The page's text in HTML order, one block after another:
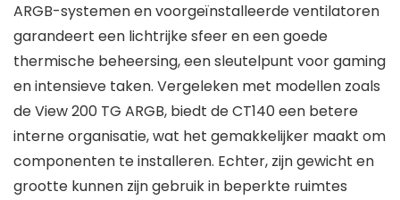
ARGB-systemen en voorgeïnstalleerde ventilatoren
garandeert een lichtrijke sfeer en een goede
thermische beheersing, een sleutelpunt voor gaming
en intensieve taken. Vergeleken met modellen zoals
de View 200 TG ARGB, biedt de CT140 een betere
interne organisatie, wat het gemakkelijker maakt om
componenten te installeren. Echter, zijn gewicht en
grootte kunnen zijn gebruik in beperkte ruimtes